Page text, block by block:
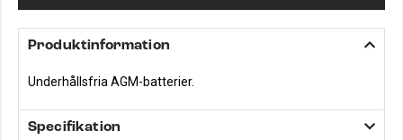
Produktinformation
Underhållsfria AGM-batterier.
Specifikation